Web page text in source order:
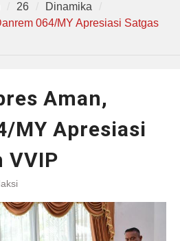
26
Dinamika
064/MY Apresiasi Satgas
Aman,
MY Apresiasi
VVIP